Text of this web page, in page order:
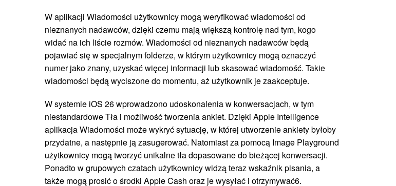
W aplikacji Wiadomości użytkownicy mogą weryfikować wiadomości od
nieznanych nadawców, dzięki czemu mają większą kontrolę nad tym, kogo
widać na ich liście rozmów. Wiadomości od nieznanych nadawców będą
pojawiać się w specjalnym folderze, w którym użytkownicy mogą oznaczyć
numer jako znany, uzyskać więcej informacji lub skasować wiadomość. Takie
wiadomości będą wyciszone do momentu, aż użytkownik je zaakceptuje.
W systemie iOS 26 wprowadzono udoskonalenia w konwersacjach, w tym
niestandardowe Tła i możliwość tworzenia ankiet. Dzięki Apple Intelligence
aplikacja Wiadomości może wykryć sytuację, w której utworzenie ankiety byłoby
przydatne, a następnie ją zasugerować. Natomiast za pomocą Image Playground
użytkownicy mogą tworzyć unikalne tła dopasowane do bieżącej konwersacji.
Ponadto w grupowych czatach użytkownicy widzą teraz wskaźnik pisania, a
także mogą prosić o środki Apple Cash oraz je wysyłać i otrzymywać6.